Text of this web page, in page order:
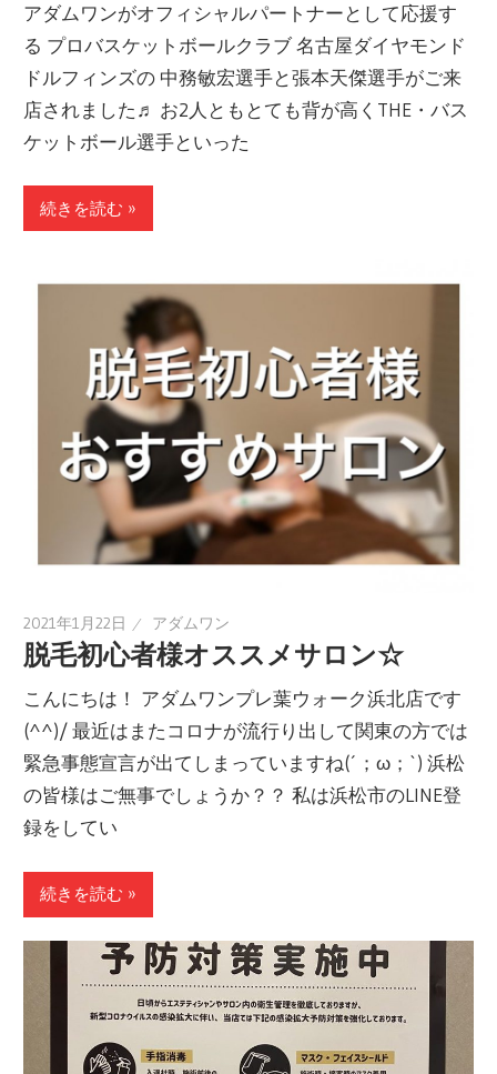
アダムワンがオフィシャルパートナーとして応援す
る プロバスケットボールクラブ 名古屋ダイヤモンド
ドルフィンズの 中務敏宏選手と張本天傑選手がご来
店されました♬ お2人ともとても背が高くTHE・バス
ケットボール選手といった
続きを読む »
2021年1月22日 アダムワン
脱毛初心者様オススメサロン☆
こんにちは！ アダムワンプレ葉ウォーク浜北店です
(^^)/ 最近はまたコロナが流行り出して関東の方では
緊急事態宣言が出てしまっていますね(´；ω；`) 浜松
の皆様はご無事でしょうか？？ 私は浜松市のLINE登
録をしてい
続きを読む »